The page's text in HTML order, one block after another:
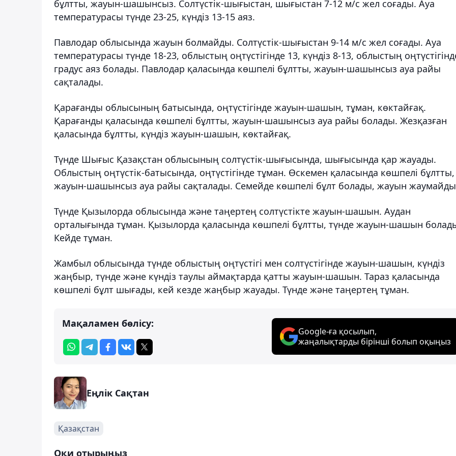
бұлтты, жауын-шашынсыз. Солтүстік-шығыстан, шығыстан 7-12 м/с жел соғады. Ауа
температурасы түнде 23-25, күндіз 13-15 аяз.
Павлодар облысында жауын болмайды. Солтүстік-шығыстан 9-14 м/с жел соғады. Ауа
температурасы түнде 18-23, облыстың оңтүстігінде 13, күндіз 8-13, облыстың
градус аяз болады. Павлодар қаласында көшпелі бұлтты, жауын-шашынсыз ауа райы
сақталады.
Қарағанды облысының батысында, оңтүстігінде жауын-шашын, тұман, көктайғақ.
Қарағанды ​​қаласында көшпелі бұлтты, жауын-шашынсыз ауа райы болады. Жезқазған
қаласында бұлтты, күндіз жауын-шашын, көктайғақ.
Түнде Шығыс Қазақстан облысының солтүстік-шығысында, шығысында қар жауады.
Облыстың оңтүстік-батысында, оңтүстігінде тұман. Өскемен қаласында көшпелі бұлтты,
жауын-шашынсыз ауа райы сақталады. Семейде көшпелі бұлт болады, жауын
Түнде Қызылорда облысында және таңертең солтүстікте жауын-шашын. Аудан
орталығында тұман. Қызылорда қаласында көшпелі бұлтты, түнде жауын-шашын
Кейде тұман.
Жамбыл облысында түнде облыстың оңтүстігі мен солтүстігінде жауын-шашын, күндіз
жаңбыр, түнде және күндіз таулы аймақтарда қатты жауын-шашын. Тараз қаласында
көшпелі бұлт шығады, кей кезде жаңбыр жауады. Түнде және таңертең тұман.
Мақаламен бөлісу:
Google-ға қосылып,
жаңалықтарды бірінші болып оқыңыз
Еңлік Сақтан
Қазақстан
Оқи отырыңыз